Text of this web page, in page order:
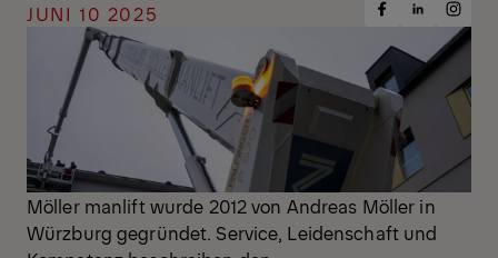
JUNI 10 2025
Share
on
Facebook
Share
LinkedIn
Share
on
Möller manlift wurde 2012 von Andreas Möller in
Würzburg gegründet. Service, Leidenschaft und